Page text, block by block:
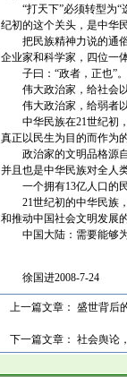
“打天下”必须转型为“
纪初的这个关头，是中华
把民族精神力说的通俗
企业家和科学家，四位一
子曰：“政者，正也”。
伟大政治家，给社会以
伟大政治家，给弱者以
中华民族在21世纪初，
真正以民生为目的而作为
政治家的文明品格源自
并且也是中华民族对全人
一个拥有13亿人口的民
21世纪初的中华民族，
和推动中国社会文明发展
中国大陆：需要能够为
徐国进2008-7-24
上一篇文章： 盛世背后
下一篇文章： 社会舆论